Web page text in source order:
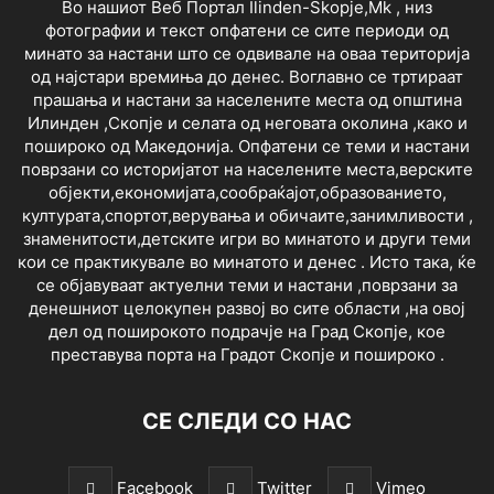
Во нашиот Веб Портал Ilinden-Skopje,Mk , низ
фотографии и текст опфатени се сите периоди од
минато за настани што се одвивале на оваа територија
од најстари времиња до денес. Воглавно се тртираат
прашања и настани за населените места од општина
Илинден ,Скопје и селата од неговата околина ,како и
пошироко од Македонија. Опфатени се теми и настани
поврзани со историјатот на населените места,верските
објекти,економијата,сообраќајот,образованието,
културата,спортот,верувања и обичаите,занимливости ,
знаменитости,детските игри во минатото и други теми
кои се практикувале во минатото и денес . Исто така, ќе
се објавуваат актуелни теми и настани ,поврзани за
денешниот целокупен развој во сите области ,на овој
дел од поширокото подрачје на Град Скопје, кое
преставува порта на Градот Скопје и пошироко .
СЕ СЛЕДИ СО НАС
Facebook Twitter Vimeo